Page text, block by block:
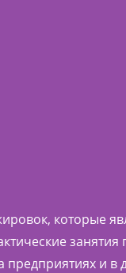
которые
занятия
и в